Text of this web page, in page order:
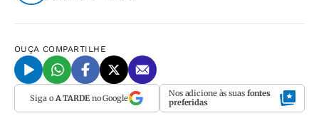
OUÇA COMPARTILHE
Siga o A TARDEno Google Nos adicione às suas fontes
preferidas